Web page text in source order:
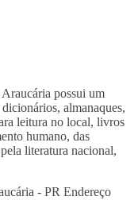
possui um
almanaques,
leitura no local, livros
humano, das
literatura nacional,
- PR Endereço